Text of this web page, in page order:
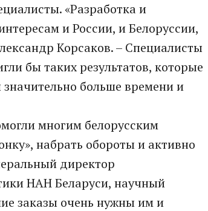
«Разработка и
и России, и Белоруссии,
Корсаков. – Специалисты
бы таких результатов, которые
больше времени и
многим белорусским
набрать обороты и активно
директор
НАН Беларуси, научный
заказы очень нужны им и